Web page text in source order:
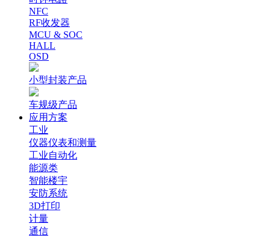
NFC
RF收发器
MCU & SOC
HALL
OSD
小型封装产品
车规级产品
应用方案
工业
仪器仪表和测量
工业自动化
能源类
智能楼宇
安防系统
3D打印
计量
通信